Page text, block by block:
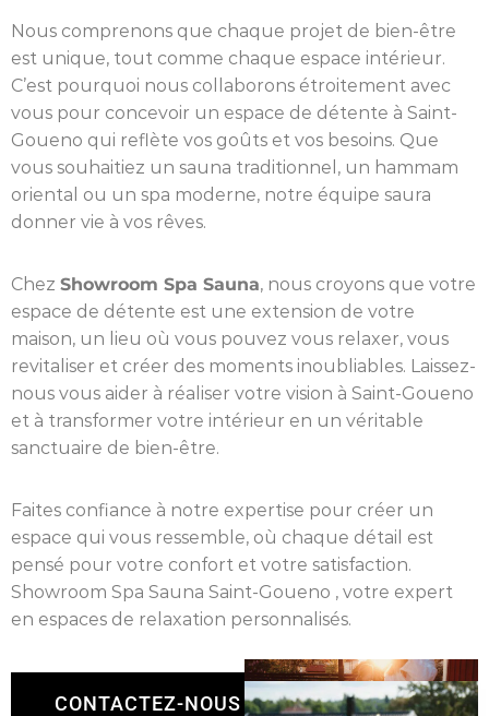
Nous comprenons que chaque projet de bien-être
est unique, tout comme chaque espace intérieur.
C’est pourquoi nous collaborons étroitement avec
vous pour concevoir un espace de détente à Saint-
Goueno qui reflète vos goûts et vos besoins. Que
vous souhaitiez un sauna traditionnel, un hammam
oriental ou un spa moderne, notre équipe saura
donner vie à vos rêves.
Chez Showroom Spa Sauna, nous croyons que votre
espace de détente est une extension de votre
maison, un lieu où vous pouvez vous relaxer, vous
revitaliser et créer des moments inoubliables. Laissez-
nous vous aider à réaliser votre vision à Saint-Goueno
et à transformer votre intérieur en un véritable
sanctuaire de bien-être.
Faites confiance à notre expertise pour créer un
espace qui vous ressemble, où chaque détail est
pensé pour votre confort et votre satisfaction.
Showroom Spa Sauna Saint-Goueno , votre expert
en espaces de relaxation personnalisés.
CONTACTEZ-NOUS